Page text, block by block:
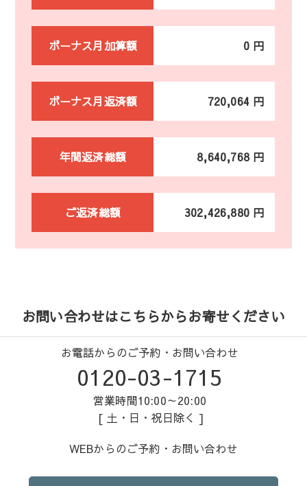
ボーナス月加算額 0 円
ボーナス月返済額 720,064 円
年間返済総額 8,640,768 円
ご返済総額 302,426,880 円
お問い合わせはこちらからお寄せください
お電話からのご予約・お問い合わせ
0120-03-1715
営業時間10:00～20:00
[ 土・日・祝日除く ]
WEBからのご予約・お問い合わせ